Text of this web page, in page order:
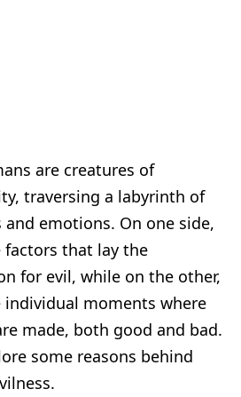
are creatures of
traversing a labyrinth of
emotions. On one side,
factors that lay the
for evil, while on the other,
individual moments where
made, both good and bad.
some reasons behind